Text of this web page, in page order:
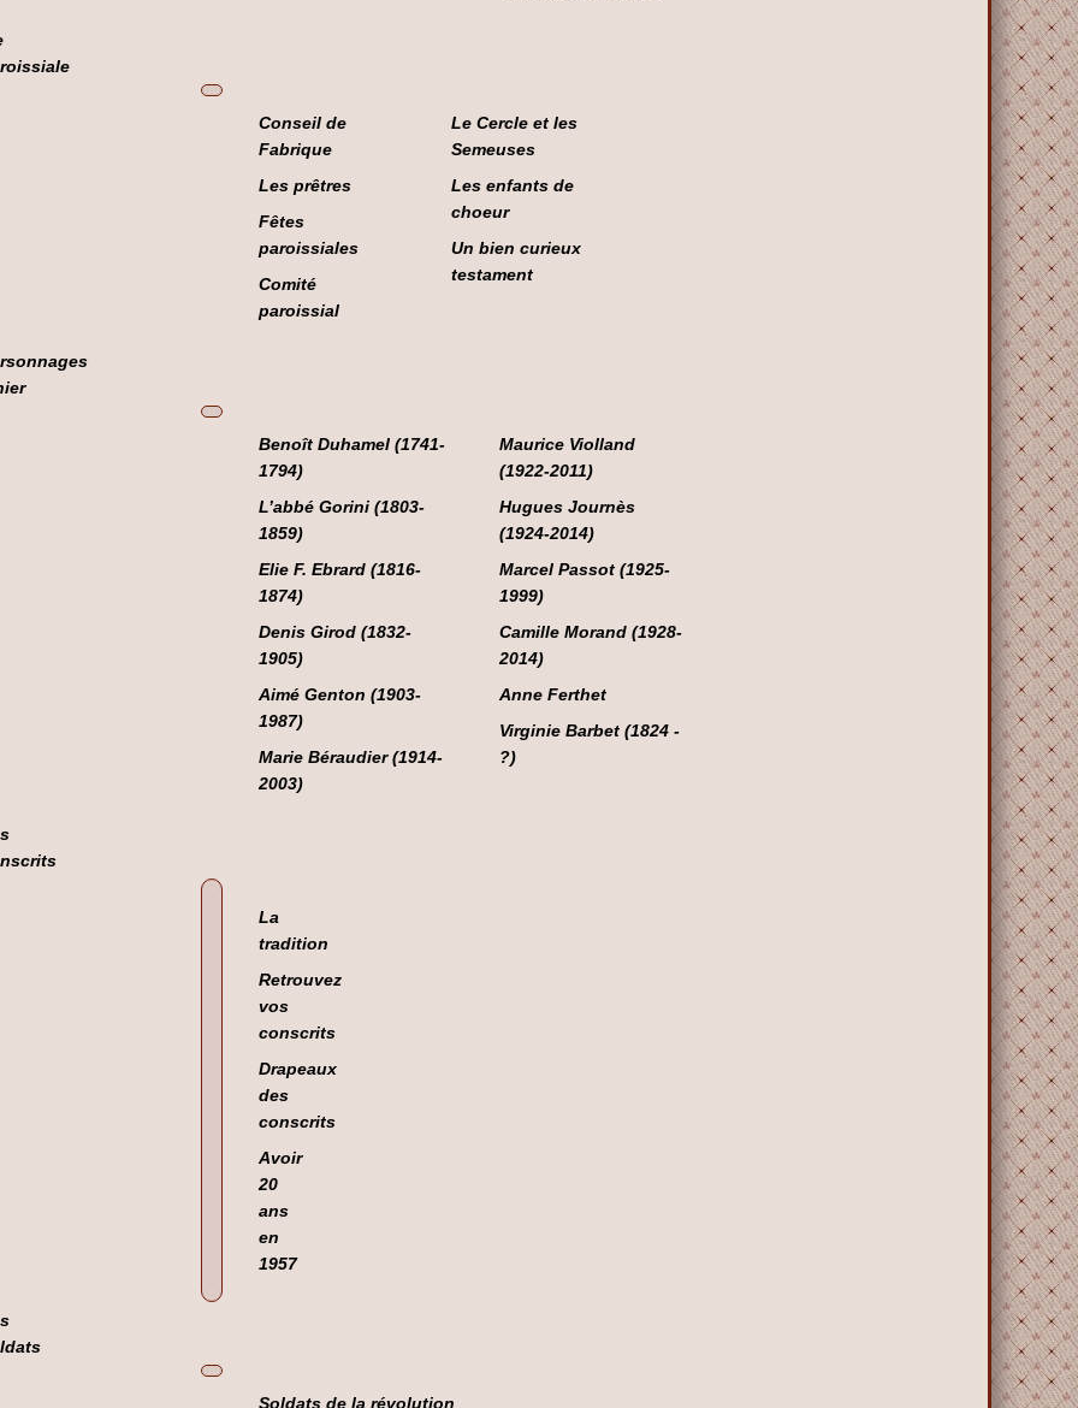
Conseil de
Fabrique
Les prêtres
Fêtes
paroissiales
Comité
paroissial
Le Cercle et les
Semeuses
Les enfants de
choeur
Un bien curieux
testament
Benoît Duhamel (1741-
1794)
L’abbé Gorini (1803-
1859)
Elie F. Ebrard (1816-
1874)
Denis Girod (1832-
1905)
Aimé Genton (1903-
1987)
Marie Béraudier (1914-
2003)
Maurice Violland
(1922-2011)
Hugues Journès
(1924-2014)
Marcel Passot (1925-
1999)
Camille Morand (1928-
2014)
Anne Ferthet
Virginie Barbet (1824 -
?)
La
tradition
Retrouvez
vos
conscrits
Drapeaux
des
conscrits
Avoir
20
ans
en
1957
Soldats de la révolution